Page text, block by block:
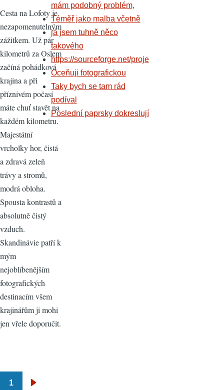
Cesta na Lofoty je
nezapomenutelným
zážitkem. Už pár
kilometrů za Oslem
začíná pohádková
krajina a při
příznivém počasí
máte chuť stavět na
každém kilometru.
Majestátní
vrcholky hor, čistá
a zdravá zeleň
trávy a stromů,
modrá obloha.
Spousta kontrastů a
absolutně čistý
vzduch.
Skandinávie patří k
mým
nejoblíbenějším
fotografických
destinacím všem
krajinářům ji mohi
jen vřele doporučit.
Pagination
1
mám podobný problém,
Téměř jako malba včetně
já jsem tuhně něco
takového
https://sourceforge.net/proje
Oceňuji fotografickou
Taky bych se tam rád
podíval
Poslední paprsky dokreslují